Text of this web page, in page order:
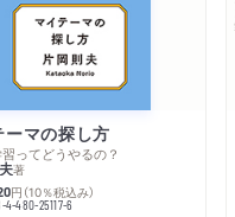
ーマの探し方
ってどうやるの？
著
円 （10％税込み）
4-480-25117-6